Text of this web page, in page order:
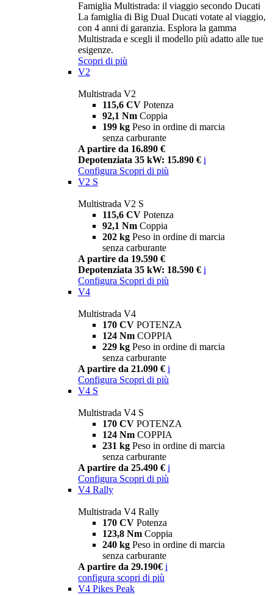
Famiglia Multistrada: il viaggio secondo Ducati
La famiglia di Big Dual Ducati votate al viaggio,
con 4 anni di garanzia. Esplora la gamma
Multistrada e scegli il modello più adatto alle tue
esigenze.
Scopri di più
V2
Multistrada V2
115,6 CV Potenza
92,1 Nm Coppia
199 kg Peso in ordine di marcia
senza carburante
A partire da 16.890 €
Depotenziata 35 kW: 15.890 € i
Configura Scopri di più
V2 S
Multistrada V2 S
115,6 CV Potenza
92,1 Nm Coppia
202 kg Peso in ordine di marcia
senza carburante
A partire da 19.590 €
Depotenziata 35 kW: 18.590 € i
Configura Scopri di più
V4
Multistrada V4
170 CV POTENZA
124 Nm COPPIA
229 kg Peso in ordine di marcia
senza carburante
A partire da 21.090 € i
Configura Scopri di più
V4 S
Multistrada V4 S
170 CV POTENZA
124 Nm COPPIA
231 kg Peso in ordine di marcia
senza carburante
A partire da 25.490 € i
Configura Scopri di più
V4 Rally
Multistrada V4 Rally
170 CV Potenza
123,8 Nm Coppia
240 kg Peso in ordine di marcia
senza carburante
A partire da 29.190€ i
configura scopri di più
V4 Pikes Peak